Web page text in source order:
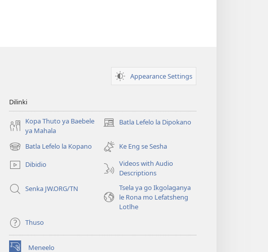
Appearance Settings
Dilinki
Kopa Thuto ya Baebele
ya Mahala
Batla Lefelo la Dipokano
(e
tsebe
nngwe)
Batla Lefelo la Kopano
(e
bula
tsebe
nngwe)
Ke Eng se Sesha
Dibidio
Videos with Audio
Descriptions
Senka JW.ORG/TN
Tsela ya go Ikgolaganya
le Rona mo Lefatsheng
Lotlhe
Thuso
Meneelo